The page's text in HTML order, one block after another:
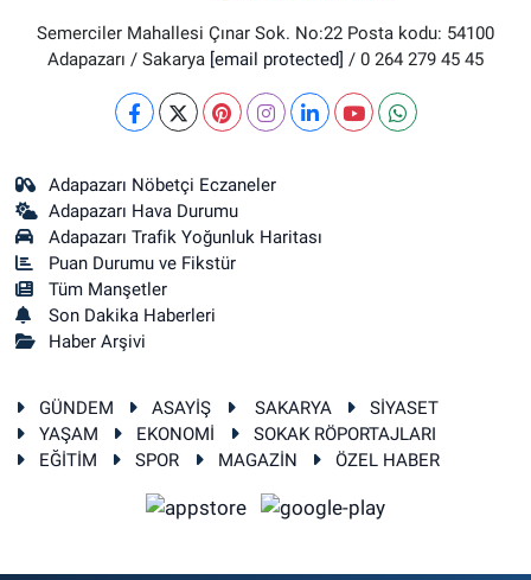
Semerciler Mahallesi Çınar Sok. No:22 Posta kodu: 54100
Adapazarı / Sakarya [email protected] / 0 264 279 45 45
Adapazarı Nöbetçi Eczaneler
Adapazarı Hava Durumu
Adapazarı Trafik Yoğunluk Haritası
Puan Durumu ve Fikstür
Tüm Manşetler
Son Dakika Haberleri
Haber Arşivi
GÜNDEM ASAYİŞ SAKARYA
SİYASET
YAŞAM
EKONOMİ
SOKAK RÖPORTAJLARI
EĞİTİM
SPOR MAGAZİN ÖZEL HABER